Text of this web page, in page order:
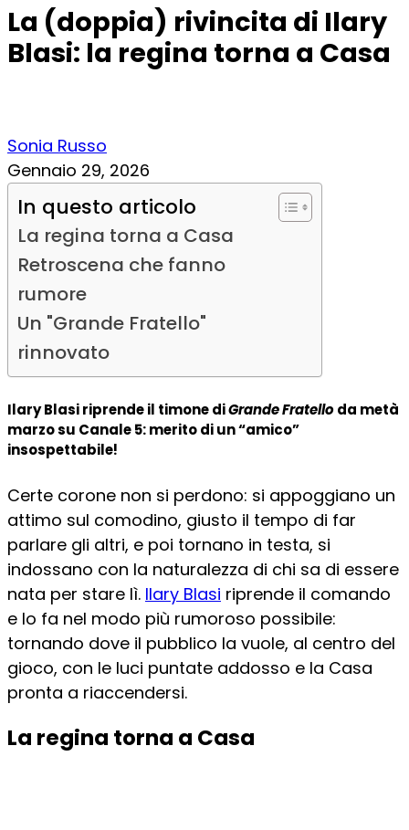
La (doppia) rivincita di Ilary
Blasi: la regina torna a Casa
Sonia Russo
Gennaio 29, 2026
In questo articolo
La regina torna a Casa
Retroscena che fanno
rumore
Un "Grande Fratello"
rinnovato
Ilary Blasi riprende il timone diGrande Fratelloda metà
marzo su Canale 5: merito di un “amico”
insospettabile!
Certe corone non si perdono: si appoggiano un
attimo sul comodino, giusto il tempo di far
parlare gli altri, e poi tornano in testa, si
indossano con la naturalezza di chi sa di essere
nata per stare lì. Ilary Blasi riprende il comando
e lo fa nel modo più rumoroso possibile:
tornando dove il pubblico la vuole, al centro del
gioco, con le luci puntate addosso e la Casa
pronta a riaccendersi.
La regina torna a Casa